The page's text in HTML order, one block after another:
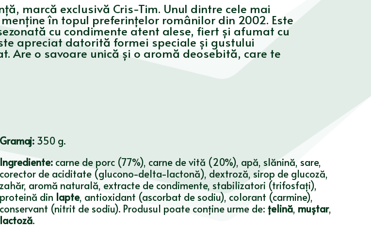
marcă exclusivă Cris-Tim. Unul dintre cele mai
în topul preferinţelor românilor din 2002. Este
cu condimente atent alese, fiert și afumat cu
apreciat datorită formei speciale şi gustului
Are o savoare unică și o aromă deosebită, care te
Gramaj:350 g.
Ingrediente: carne de porc (77%), carne de vită (20%), apă, slănină, sare,
corector de aciditate (glucono-delta-lactonă), dextroză, sirop de glucoză,
zahăr, aromă naturală, extracte de condimente, stabilizatori (trifosfați),
proteină din lapte, antioxidant (ascorbat de sodiu), colorant (carmine),
conservant (nitrit de sodiu). Produsul poate conține urme de: țelină, muștar,
lactoză.